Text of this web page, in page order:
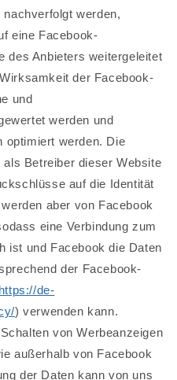
werden,
eine Facebook-
des Anbieters weitergeleitet
der Facebook-
und
werden und
optimiert werden. Die
Betreiber dieser Website
auf die Identität
aber von Facebook
eine Verbindung zum
ist und Facebook die Daten
der Facebook-
https://de-
) verwenden kann.
von Werbeanzeigen
außerhalb von Facebook
der Daten kann von uns